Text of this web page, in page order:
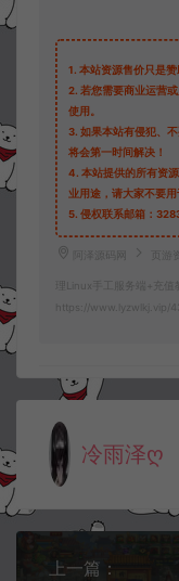
1. 本站资源售价只是赞
2. 若您需要商业运营
使用。
3. 如果本站有侵犯、
将会第一时间解决！
4. 本站提供的所有资
业用途，请大家不要用
5. 侵权联系邮箱：
阿泽源码网 页游
理Linux手工服务端+充
https://www.lyzwlkj.vip/
冷雨泽ღ
上一篇：